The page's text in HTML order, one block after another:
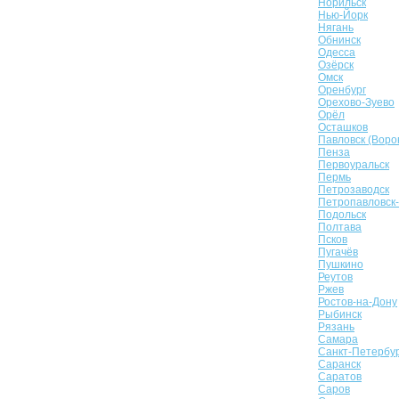
Норильск
Нью-Йорк
Нягань
Обнинск
Одесса
Озёрск
Омск
Оренбург
Орехово-Зуево
Орёл
Осташков
Павловск
Пенза
Первоуральск
Пермь
Петрозаводск
Подольск
Полтава
Псков
Пугачёв
Пушкино
Реутов
Ржев
Ростов-на-Дону
Рыбинск
Рязань
Самара
Санкт-
Саранск
Саратов
Саров